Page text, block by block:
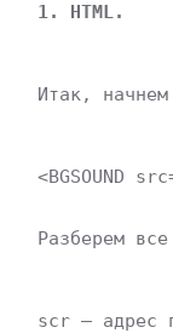
1. HTML.
Итак,
<BGSOUND
Разберем
scr – адрес